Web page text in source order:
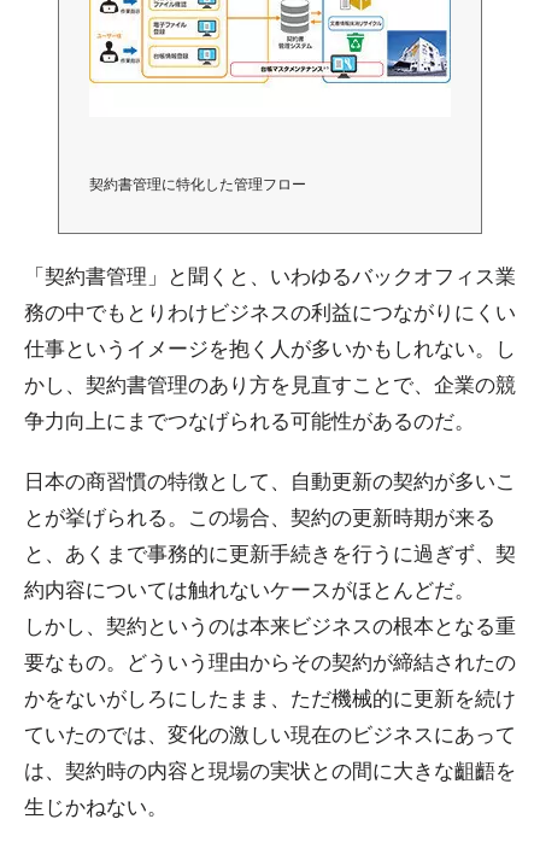
契約書管理に特化した管理フロー
「契約書管理」と聞くと、いわゆるバックオフィス業
務の中でもとりわけビジネスの利益につながりにくい
仕事というイメージを抱く人が多いかもしれない。し
かし、契約書管理のあり方を見直すことで、企業の競
争力向上にまでつなげられる可能性があるのだ。
日本の商習慣の特徴として、自動更新の契約が多いこ
とが挙げられる。この場合、契約の更新時期が来る
と、あくまで事務的に更新手続きを行うに過ぎず、契
約内容については触れないケースがほとんどだ。
しかし、契約というのは本来ビジネスの根本となる重
要なもの。どういう理由からその契約が締結されたの
かをないがしろにしたまま、ただ機械的に更新を続け
ていたのでは、変化の激しい現在のビジネスにあって
は、契約時の内容と現場の実状との間に大きな齟齬を
生じかねない。